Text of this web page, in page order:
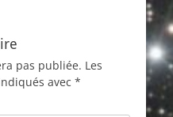
pas publiée. Les
avec *